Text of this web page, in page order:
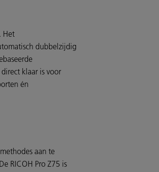
Het
dubbelzijdig
klaar is voor
én
aan te
RICOH Pro Z75 is